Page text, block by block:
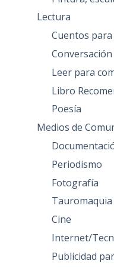
Lectura
Cuentos
Conversación
Leer para
Libro
Poesía
Medios de
Periodismo
Fotografía
Tauromaquia
Cine
Internet/
Publicidad